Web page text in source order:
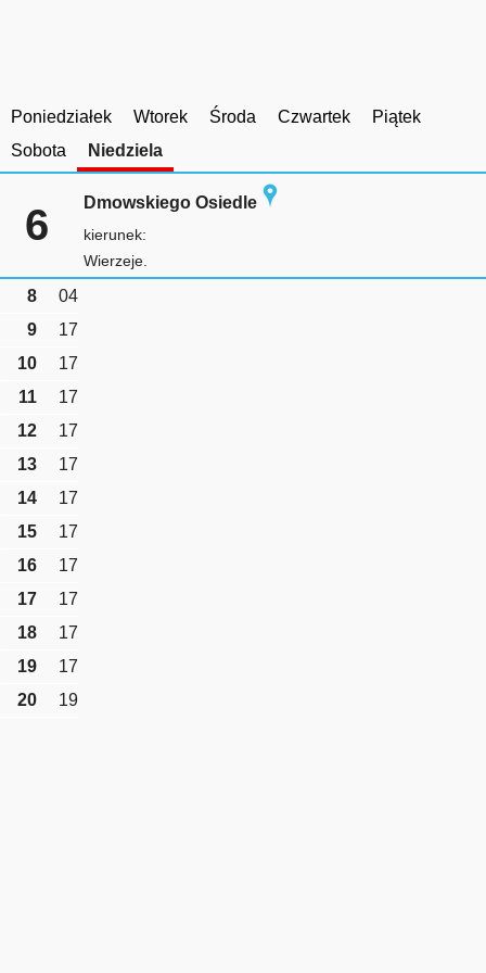
Poniedziałek Wtorek Środa Czwartek
Piątek
Sobota
Niedziela
6 Dmowskiego Osiedle
kierunek:
Wierzeje.
8
04
9
17
10
17
11
17
12
17
13
17
14
17
15
17
16
17
17
17
18
17
19
17
20
19